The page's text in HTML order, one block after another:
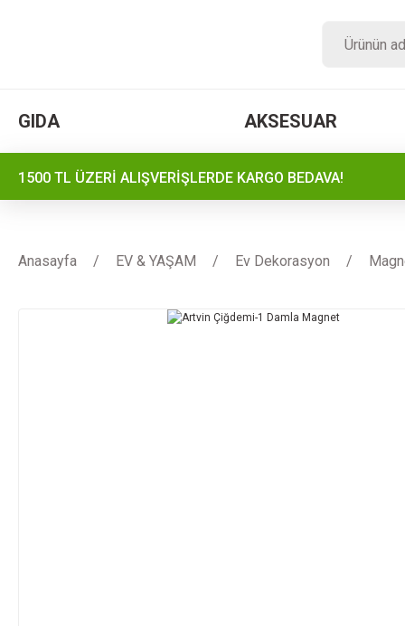
GIDA AKSESUAR
1500 TL ÜZERİ ALIŞVERİŞLERDE KARGO BEDAVA!
Anasayfa EV & YAŞAM Ev Dekorasyon